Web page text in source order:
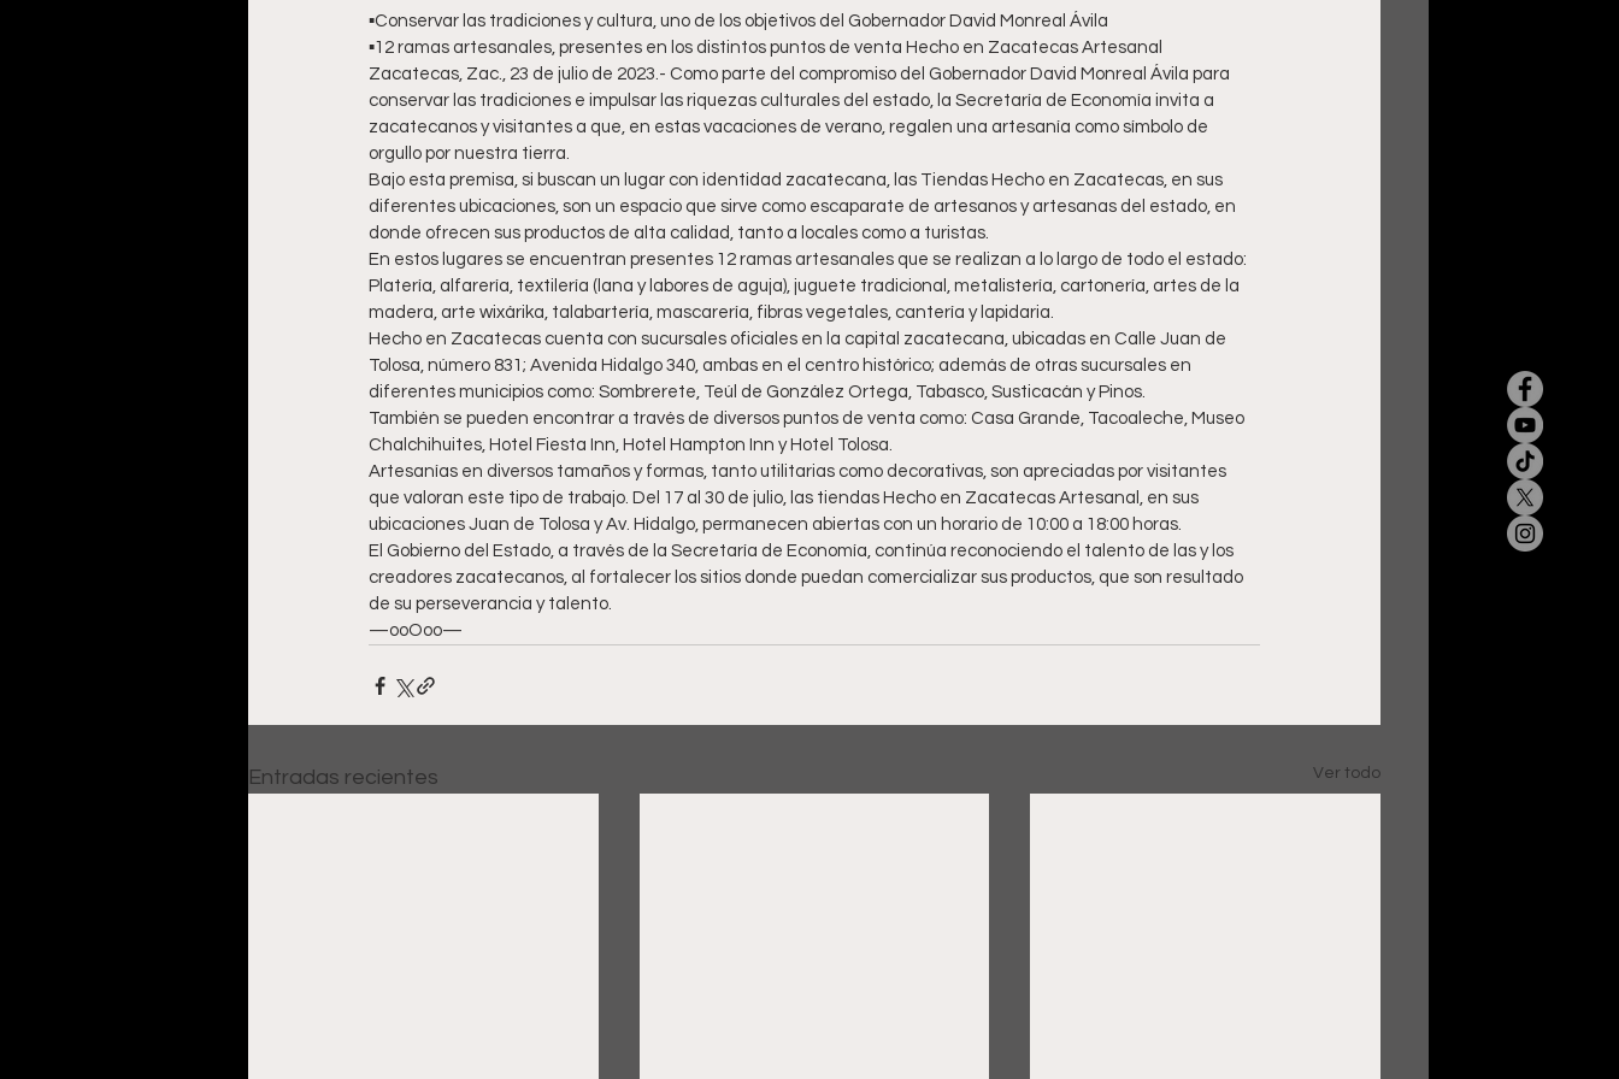
▪️Conservar las tradiciones y cultura, uno de los objetivos del Gobernador David Monreal Ávila
▪️12 ramas artesanales, presentes en los distintos puntos de venta Hecho en Zacatecas Artesanal
Zacatecas, Zac., 23 de julio de 2023.- Como parte del compromiso del Gobernador David Monreal Ávila para
conservar las tradiciones e impulsar las riquezas culturales del estado, la Secretaría de Economía invita a
zacatecanos y visitantes a que, en estas vacaciones de verano, regalen una artesanía como símbolo de
orgullo por nuestra tierra.
Bajo esta premisa, si buscan un lugar con identidad zacatecana, las Tiendas Hecho en Zacatecas, en sus
diferentes ubicaciones, son un espacio que sirve como escaparate de artesanos y artesanas del estado, en
donde ofrecen sus productos de alta calidad, tanto a locales como a turistas.
En estos lugares se encuentran presentes 12 ramas artesanales que se realizan a lo largo de todo el estado:
Platería, alfarería, textilería (lana y labores de aguja), juguete tradicional, metalistería, cartonería, artes de la
madera, arte wixárika, talabartería, mascarería, fibras vegetales, cantería y lapidaria.
Hecho en Zacatecas cuenta con sucursales oficiales en la capital zacatecana, ubicadas en Calle Juan de
Tolosa, número 831; Avenida Hidalgo 340, ambas en el centro histórico; además de otras sucursales en
diferentes municipios como: Sombrerete, Teúl de González Ortega, Tabasco, Susticacán y Pinos.
También se pueden encontrar a través de diversos puntos de venta como: Casa Grande, Tacoaleche, Museo
Chalchihuites, Hotel Fiesta Inn, Hotel Hampton Inn y Hotel Tolosa.
Artesanías en diversos tamaños y formas, tanto utilitarias como decorativas, son apreciadas por visitantes
que valoran este tipo de trabajo. Del 17 al 30 de julio, las tiendas Hecho en Zacatecas Artesanal, en sus
ubicaciones Juan de Tolosa y Av. Hidalgo, permanecen abiertas con un horario de 10:00 a 18:00 horas.
El Gobierno del Estado, a través de la Secretaría de Economía, continúa reconociendo el talento de las y los
creadores zacatecanos, al fortalecer los sitios donde puedan comercializar sus productos, que son resultado
de su perseverancia y talento.
—ooOoo—
Entradas recientes Ver todo